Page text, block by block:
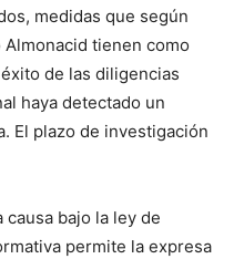
medidas que según
tienen como
de las diligencias
haya detectado un
El plazo de investigación
bajo la ley de
permite la expresa